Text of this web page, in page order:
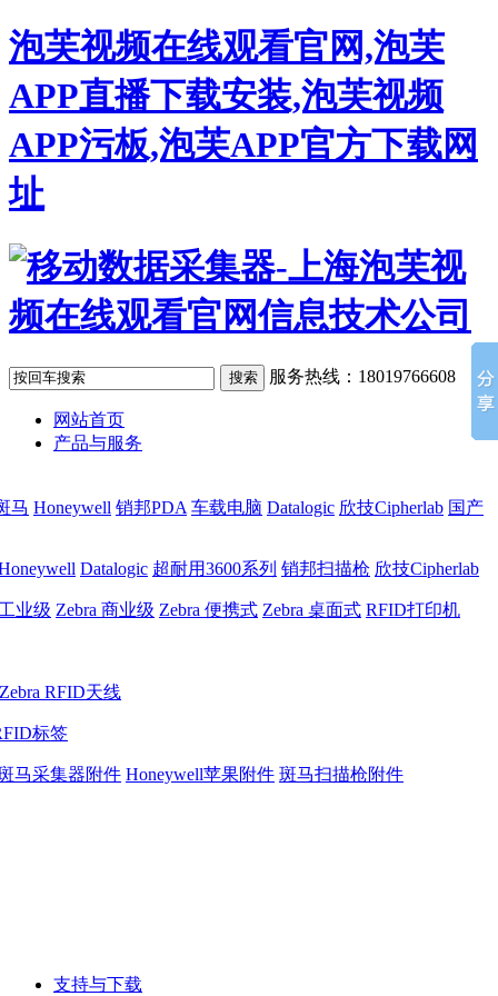
泡芙视频在线观看官网,泡芙
APP直播下载安装,泡芙视频
APP污板,泡芙APP官方下载网
址
服务热线：18019766608
网站首页
产品与服务
马 Honeywell 销邦PDA 车载电脑 Datalogic 欣技Cipherlab 国产
Datalogic 超耐用3600系列 销邦扫描枪 欣技Cipherlab
业级 Zebra 商业级 Zebra 便携式 Zebra 桌面式 RFID打印机
Zebra RFID天线
标签
马采集器附件 Honeywell苹果附件 斑马扫描枪附件
支持与下载